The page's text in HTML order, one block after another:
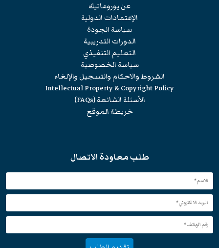
عن يوروماتيك
الإعتمادات الدولية
سياسة الجودة
الدورات التدريبية
التعليم التنفيذي
سياسة الخصوصية
الشروط والاحكام والتسجيل والإلغاء
Intellectual Property & Copyright Policy
الأسئلة الشائعة (FAQs)
خريطة الموقع
طلب معاودة الاتصال